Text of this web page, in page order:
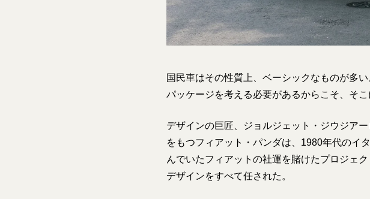
国民車はその性質上、ベーシックなものが多
パッケージを考える必要があるからこそ、そ
デザインの巨匠、ジョルジェット・ジウジア
をもつフィアット・パンダは、1980年代のイ
んでいたフィアットの社運を賭けたプロジェ
デザインをすべて任された。